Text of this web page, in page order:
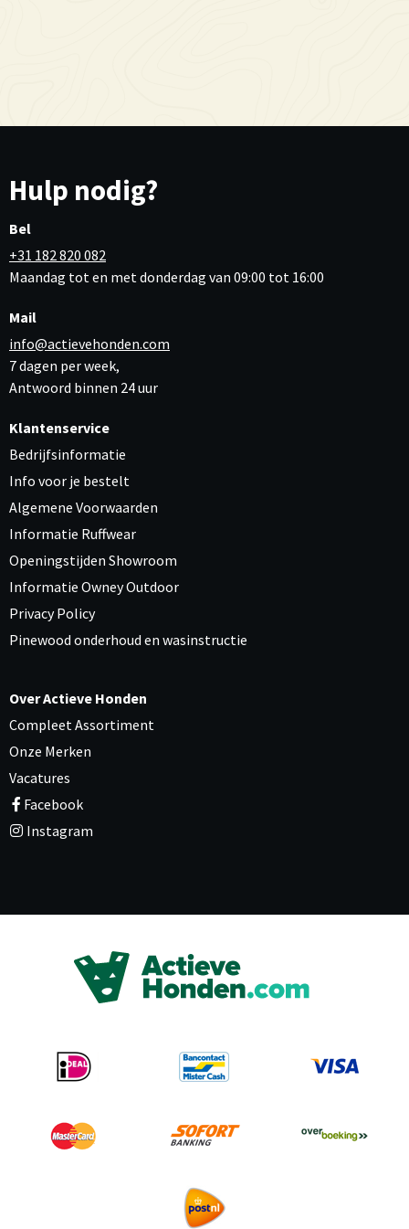
Hulp nodig?
Bel
+31 182 820 082
Maandag tot en met donderdag van 09:00 tot 16:00
Mail
info@actievehonden.com
7 dagen per week,
Antwoord binnen 24 uur
Klantenservice
Bedrijfsinformatie
Info voor je bestelt
Algemene Voorwaarden
Informatie Ruffwear
Openingstijden Showroom
Informatie Owney Outdoor
Privacy Policy
Pinewood onderhoud en wasinstructie
Over Actieve Honden
Compleet Assortiment
Onze Merken
Vacatures
Facebook
Instagram